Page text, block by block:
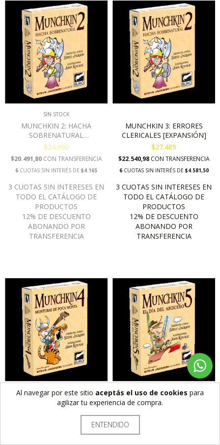
Al navegar por este sitio aceptás el uso de cookies para
agilizar tu experiencia de compra.
ENTENDIDO
SIN STOCK
MUNCHKIN 2: HACHA
SOBRENATURAL
[EXPANSIÓN]
$24.990
$20.491,80 CON TRANSFERENCIA
6 CUOTAS SIN INTERÉS DE $4.165
MUNCHKIN 3: ERRORES
CLERICALES [EXPANSIÓN]
$27.489
$22.540,98 CON TRANSFERENCIA
6CUOTAS SIN INTERÉS DE $4.581,50
SIN STOCK
MUNCHKIN 4: MONTURAS DE
POCA MONTA [EXPANSIÓN]
TRANSFERENCIA
SIN STOCK
MUNCHKIN 5: EL DI­A DEL
ARQUERO [EXPANSIÓN]
$20.491,80